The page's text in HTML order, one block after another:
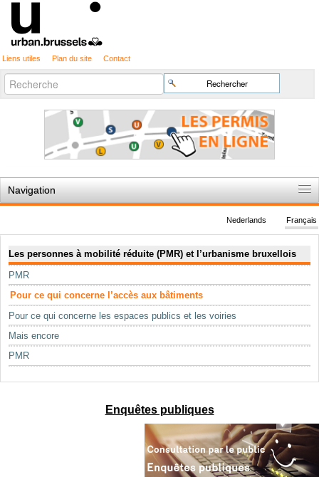
Liens utiles Plan du site Contact
Chercher par
Recherche
avancée…
Navigation
Règles du jeu
Permis d'urbanisme
Cartographie
Etudes et publications
Mots-clés
Renseignements urbanistiques
Français
Nederlands
Les personnes à mobilité réduite (PMR) et l’urbanisme bruxellois
PMR
Pour ce qui concerne l’accès aux bâtiments
Pour ce qui concerne les espaces publics et les voiries
Mais encore
PMR
Enquêtes publiques